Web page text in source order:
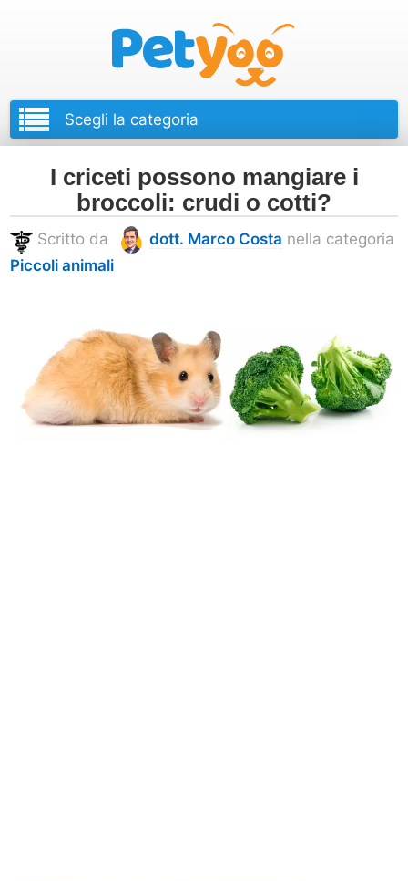
I criceti possono mangiare i
broccoli: crudi o cotti?
Scritto da dott. Marco Costa nella categoria
Piccoli animali